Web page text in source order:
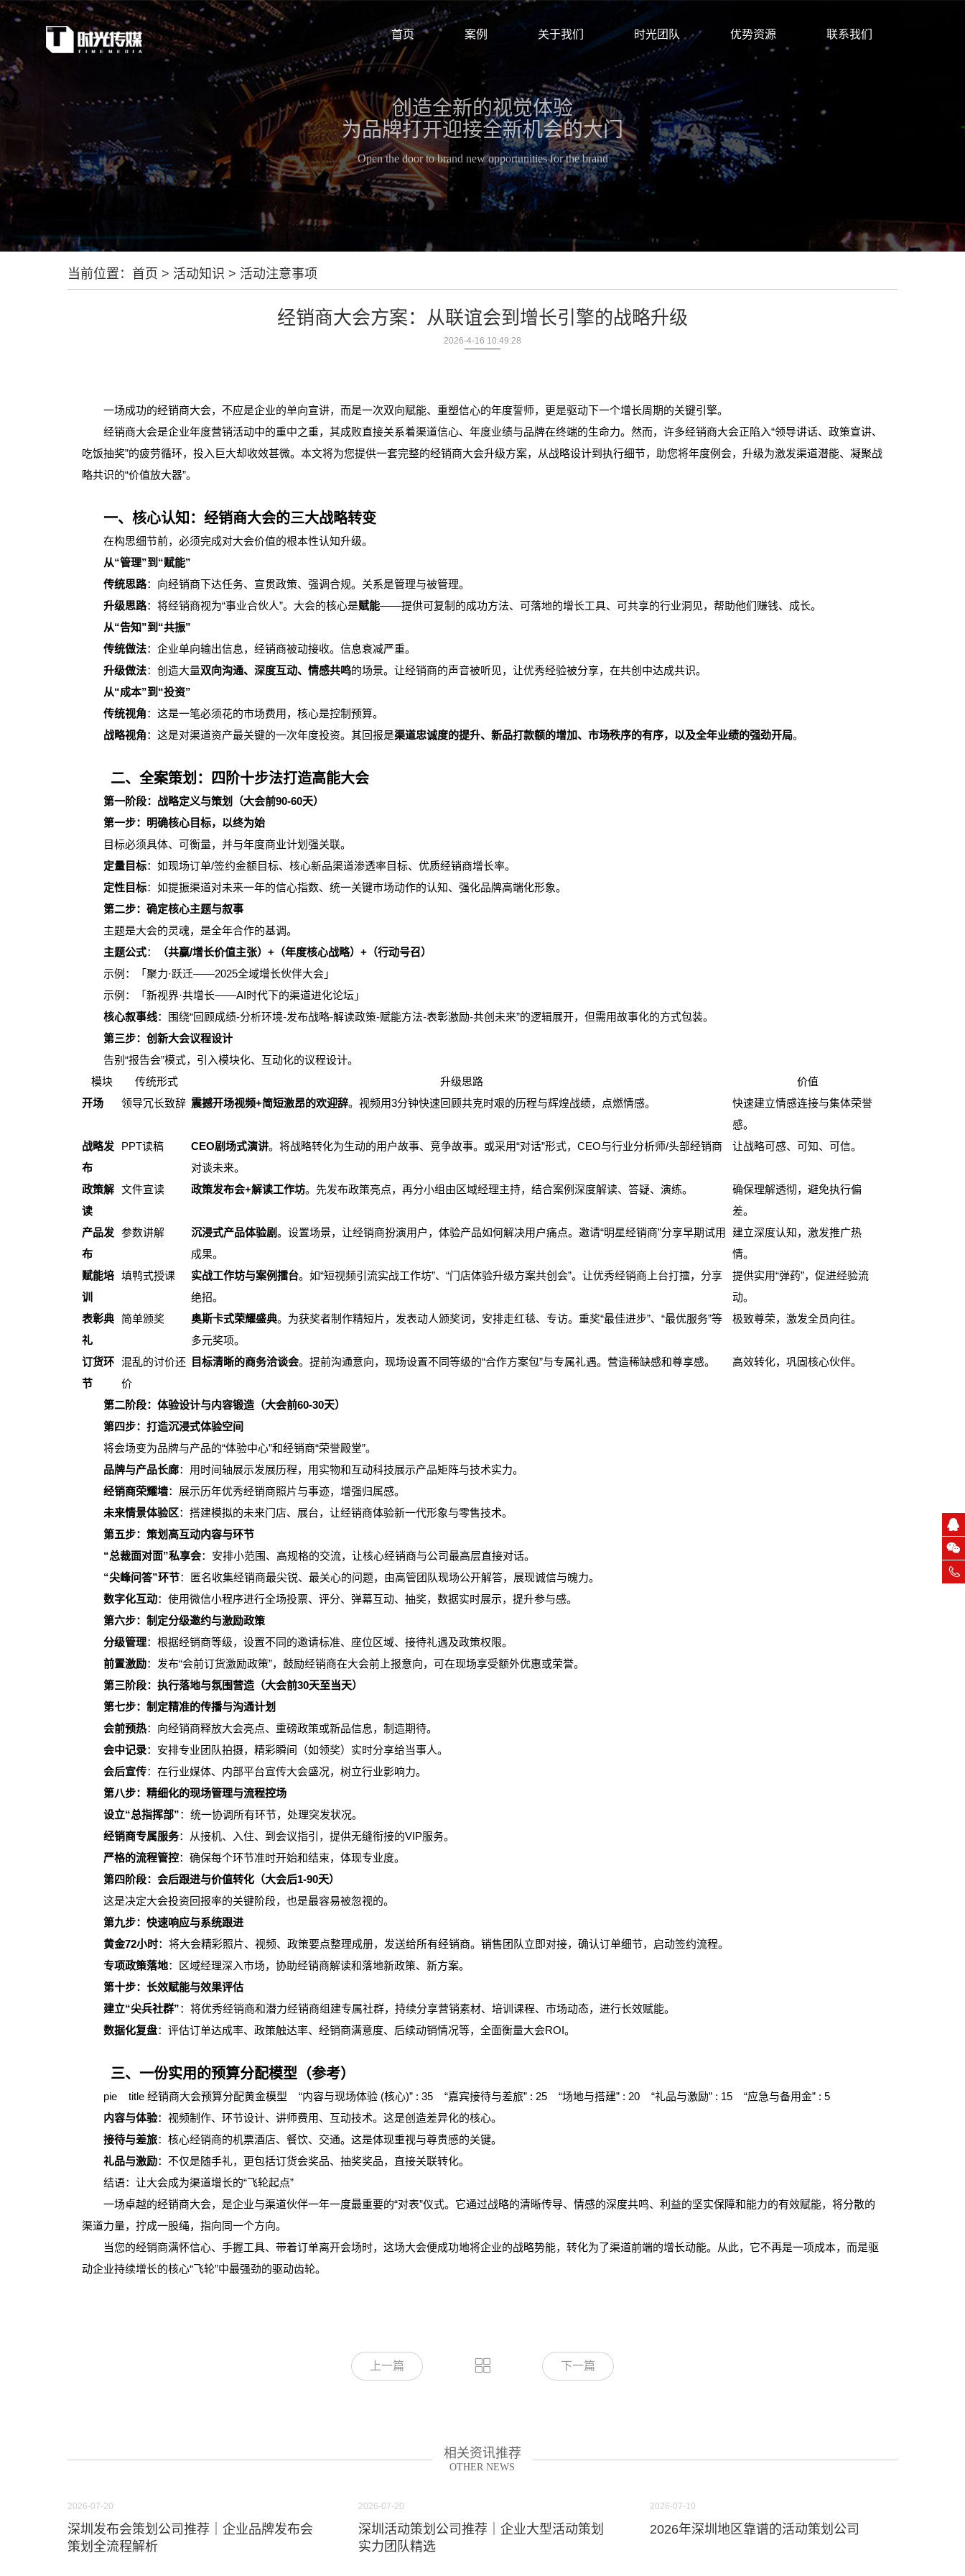
首页 案例 关于我们 时光团队 优势资源 联系我们
创造全新的视觉体验
为品牌打开迎接全新机会的大门
Open the door to brand new opportunities for the brand
当前位置： 首页 > 活动知识 > 活动注意事项
经销商大会方案：从联谊会到增长引擎的战略升级
2026-4-16 10:49:28
一场成功的经销商大会，不应是企业的单向宣讲，而是一次双向赋能、重塑信心的年度誓师，更是驱动下一个增长周期的关键引擎。
经销商大会是企业年度营销活动中的重中之重，其成败直接关系着渠道信心、年度业绩与品牌在终端的生命力。然而，许多经销商大会正陷入“领导讲话、政策宣讲、
吃饭抽奖”的疲劳循环，投入巨大却收效甚微。本文将为您提供一套完整的经销商大会升级方案，从战略设计到执行细节，助您将年度例会，升级为激发渠道潜能、凝聚战
略共识的“价值放大器”。
一、核心认知：经销商大会的三大战略转变
在构思细节前，必须完成对大会价值的根本性认知升级。
从“管理”到“赋能”
传统思路：向经销商下达任务、宣贯政策、强调合规。关系是管理与被管理。
升级思路：将经销商视为“事业合伙人”。大会的核心是赋能——提供可复制的成功方法、可落地的增长工具、可共享的行业洞见，帮助他们赚钱、成长。
从“告知”到“共振”
传统做法：企业单向输出信息，经销商被动接收。信息衰减严重。
升级做法：创造大量双向沟通、深度互动、情感共鸣的场景。让经销商的声音被听见，让优秀经验被分享，在共创中达成共识。
从“成本”到“投资”
传统视角：这是一笔必须花的市场费用，核心是控制预算。
战略视角：这是对渠道资产最关键的一次年度投资。其回报是渠道忠诚度的提升、新品打款额的增加、市场秩序的有序，以及全年业绩的强劲开局。
二、全案策划：四阶十步法打造高能大会
第一阶段：战略定义与策划（大会前90-60天）
第一步：明确核心目标，以终为始
目标必须具体、可衡量，并与年度商业计划强关联。
定量目标：如现场订单/签约金额目标、核心新品渠道渗透率目标、优质经销商增长率。
定性目标：如提振渠道对未来一年的信心指数、统一关键市场动作的认知、强化品牌高端化形象。
第二步：确定核心主题与叙事
主题是大会的灵魂，是全年合作的基调。
主题公式：
（共赢/增长价值主张）+（年度核心战略）+（行动号召）
示例：「聚力·跃迁——2025全域增长伙伴大会」
示例：「新视界·共增长——AI时代下的渠道进化论坛」
核心叙事线：围绕“回顾成绩-分析环境-发布战略-解读政策-赋能方法-表彰激励-共创未来”的逻辑展开，但需用故事化的方式包装。
第三步：创新大会议程设计
告别“报告会”模式，引入模块化、互动化的议程设计。
模块
传统形式 升级思路
价值
开场
领导冗长致辞 震撼开场视频+简短激昂的欢迎辞。视频用3分钟快速回顾共克时艰的历程与辉煌战绩，点燃情感。
快速建立情感连接与集体荣誉
感。
战略发
布
PPT读稿 CEO剧场式演讲。将战略转化为生动的用户故事、竞争故事。或采用“对话”形式，CEO与行业分析师/头部经销商
对谈未来。
让战略可感、可知、可信。
政策解
读
文件宣读 政策发布会+解读工作坊。先发布政策亮点，再分小组由区域经理主持，结合案例深度解读、答疑、演练。
确保理解透彻，避免执行偏
差。
产品发
布
参数讲解 沉浸式产品体验剧。设置场景，让经销商扮演用户，体验产品如何解决用户痛点。邀请“明星经销商”分享早期试用
成果。
建立深度认知，激发推广热
情。
赋能培
训
填鸭式授课 实战工作坊与案例擂台。如“短视频引流实战工作坊”、“门店体验升级方案共创会”。让优秀经销商上台打擂，分享
绝招。
提供实用“弹药”，促进经验流
动。
表彰典
礼
简单颁奖 奥斯卡式荣耀盛典。为获奖者制作精短片，发表动人颁奖词，安排走红毯、专访。重奖“最佳进步”、“最优服务”等
多元奖项。
极致尊荣，激发全员向往。
订货环
节
混乱的讨价还
价
目标清晰的商务洽谈会。提前沟通意向，现场设置不同等级的“合作方案包”与专属礼遇。营造稀缺感和尊享感。 高效转化，巩固核心伙伴。
第二阶段：体验设计与内容锻造（大会前60-30天）
第四步：打造沉浸式体验空间
将会场变为品牌与产品的“体验中心”和经销商“荣誉殿堂”。
品牌与产品长廊：用时间轴展示发展历程，用实物和互动科技展示产品矩阵与技术实力。
经销商荣耀墙：展示历年优秀经销商照片与事迹，增强归属感。
未来情景体验区：搭建模拟的未来门店、展台，让经销商体验新一代形象与零售技术。
第五步：策划高互动内容与环节
“总裁面对面”私享会：安排小范围、高规格的交流，让核心经销商与公司最高层直接对话。
“尖峰问答”环节：匿名收集经销商最尖锐、最关心的问题，由高管团队现场公开解答，展现诚信与魄力。
数字化互动：使用微信小程序进行全场投票、评分、弹幕互动、抽奖，数据实时展示，提升参与感。
第六步：制定分级邀约与激励政策
分级管理：根据经销商等级，设置不同的邀请标准、座位区域、接待礼遇及政策权限。
前置激励：发布“会前订货激励政策”，鼓励经销商在大会前上报意向，可在现场享受额外优惠或荣誉。
第三阶段：执行落地与氛围营造（大会前30天至当天）
第七步：制定精准的传播与沟通计划
会前预热：向经销商释放大会亮点、重磅政策或新品信息，制造期待。
会中记录：安排专业团队拍摄，精彩瞬间（如领奖）实时分享给当事人。
会后宣传：在行业媒体、内部平台宣传大会盛况，树立行业影响力。
第八步：精细化的现场管理与流程控场
设立“总指挥部”：统一协调所有环节，处理突发状况。
经销商专属服务：从接机、入住、到会议指引，提供无缝衔接的VIP服务。
严格的流程管控：确保每个环节准时开始和结束，体现专业度。
第四阶段：会后跟进与价值转化（大会后1-90天）
这是决定大会投资回报率的关键阶段，也是最容易被忽视的。
第九步：快速响应与系统跟进
黄金72小时：将大会精彩照片、视频、政策要点整理成册，发送给所有经销商。销售团队立即对接，确认订单细节，启动签约流程。
专项政策落地：区域经理深入市场，协助经销商解读和落地新政策、新方案。
第十步：长效赋能与效果评估
建立“尖兵社群”：将优秀经销商和潜力经销商组建专属社群，持续分享营销素材、培训课程、市场动态，进行长效赋能。
数据化复盘：评估订单达成率、政策触达率、经销商满意度、后续动销情况等，全面衡量大会ROI。
三、一份实用的预算分配模型（参考）
pie title 经销商大会预算分配黄金模型 “内容与现场体验 (核心)” : 35 “嘉宾接待与差旅” : 25 “场地与搭建” : 20 “礼品与激励” : 15 “应急与备用金” : 5
内容与体验：视频制作、环节设计、讲师费用、互动技术。这是创造差异化的核心。
接待与差旅：核心经销商的机票酒店、餐饮、交通。这是体现重视与尊贵感的关键。
礼品与激励：不仅是随手礼，更包括订货会奖品、抽奖奖品，直接关联转化。
结语：让大会成为渠道增长的“飞轮起点”
一场卓越的经销商大会，是企业与渠道伙伴一年一度最重要的“对表”仪式。它通过战略的清晰传导、情感的深度共鸣、利益的坚实保障和能力的有效赋能，将分散的
渠道力量，拧成一股绳，指向同一个方向。
当您的经销商满怀信心、手握工具、带着订单离开会场时，这场大会便成功地将企业的战略势能，转化为了渠道前端的增长动能。从此，它不再是一项成本，而是驱
动企业持续增长的核心“飞轮”中最强劲的驱动齿轮。
上一篇 下一篇
相关资讯推荐
OTHER NEWS
2026-07-20
深圳发布会策划公司推荐｜企业品牌发布会
策划全流程解析
2026-07-20
深圳活动策划公司推荐｜企业大型活动策划
实力团队精选
2026-07-10
2026年深圳地区靠谱的活动策划公司